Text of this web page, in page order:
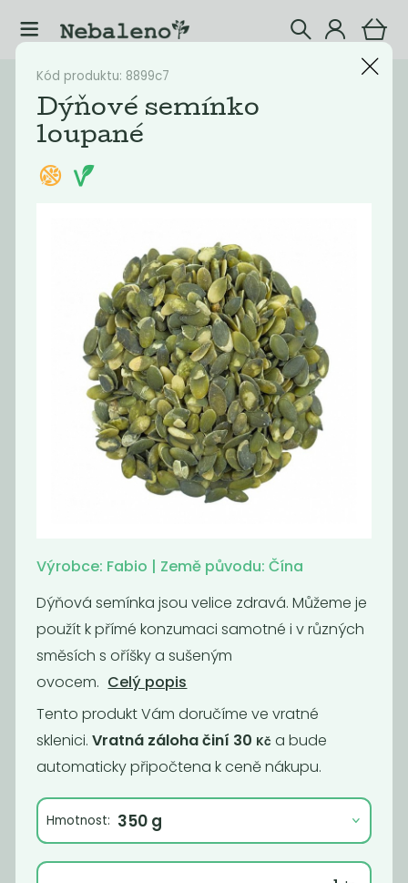
Katalog Potraviny
Filtrovat produkty
Lněné semínko
Slunečnicové
semínko BIO
85
Kukuřice na
popcorn BIO
109 / Kg
Lněné semínko
119
Kód produktu: 8899c7
Dýňové semínko
loupané
Výrobce: Fabio | Země původu: Čína
Dýňová semínka jsou velice zdravá. Můžeme je
použít k přímé konzumaci samotné i v různých
směsích s oříšky a sušeným
ovocem. Celý popis
Tento produkt Vám doručíme ve vratné
sklenici. Vratná záloha činí 30 Kč a bude
automaticky připočtena k ceně nákupu.
Hmotnost: